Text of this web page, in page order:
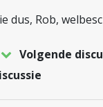
dus, Rob,
Volgende